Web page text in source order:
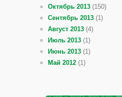
Октябрь 2013 (150)
Сентябрь 2013 (1)
Август 2013 (4)
Июль 2013 (1)
Июнь 2013 (1)
Май 2012 (1)